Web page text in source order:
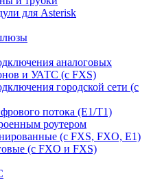
для Asterisk
аналоговых
и УАТС (с FXS)
городской сети (с
потока (E1/T1)
роутером
(c FXS, FXO, E1)
(с FXO и FXS)